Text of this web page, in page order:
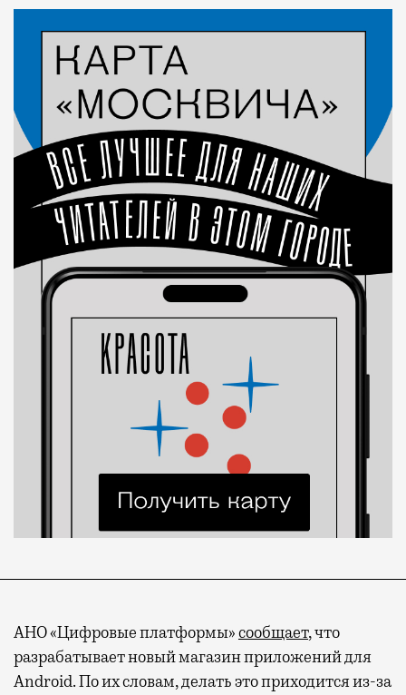
АНО «Цифровые платформы»сообщает, что
разрабатывает новый магазин приложений для
Android. По их словам, делать это приходится из-за